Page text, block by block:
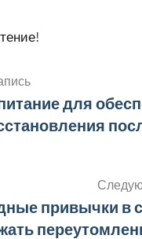
для
привычки в